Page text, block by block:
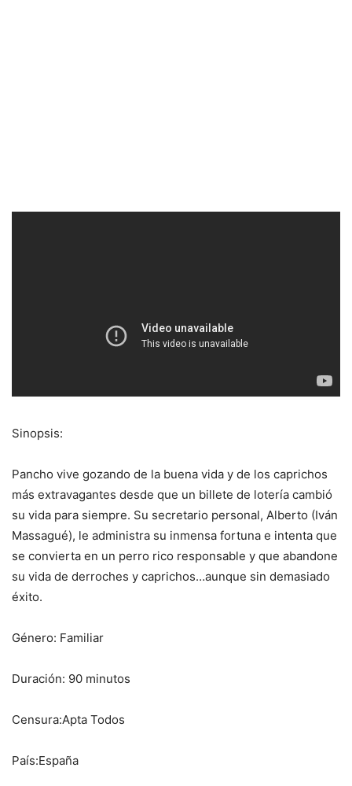
Sinopsis:
Pancho vive gozando de la buena vida y de los caprichos
más extravagantes desde que un billete de lotería cambió
su vida para siempre. Su secretario personal, Alberto (Iván
Massagué), le administra su inmensa fortuna e intenta que
se convierta en un perro rico responsable y que abandone
su vida de derroches y caprichos…aunque sin demasiado
éxito.
Género: Familiar
Duración: 90 minutos
Censura:Apta Todos
País:España